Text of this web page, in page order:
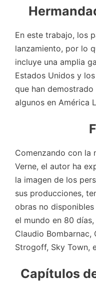
En este trabajo, los
lanzamiento, por lo
incluye una amplia
Estados Unidos y
que han
algunos en América
Comenzando con la
Verne, el autor ha
la imagen de los
sus producciones,
obras no
el mundo en 80
Claudio Bombarnac,
Strogoff, Sky Town,
Capítulos